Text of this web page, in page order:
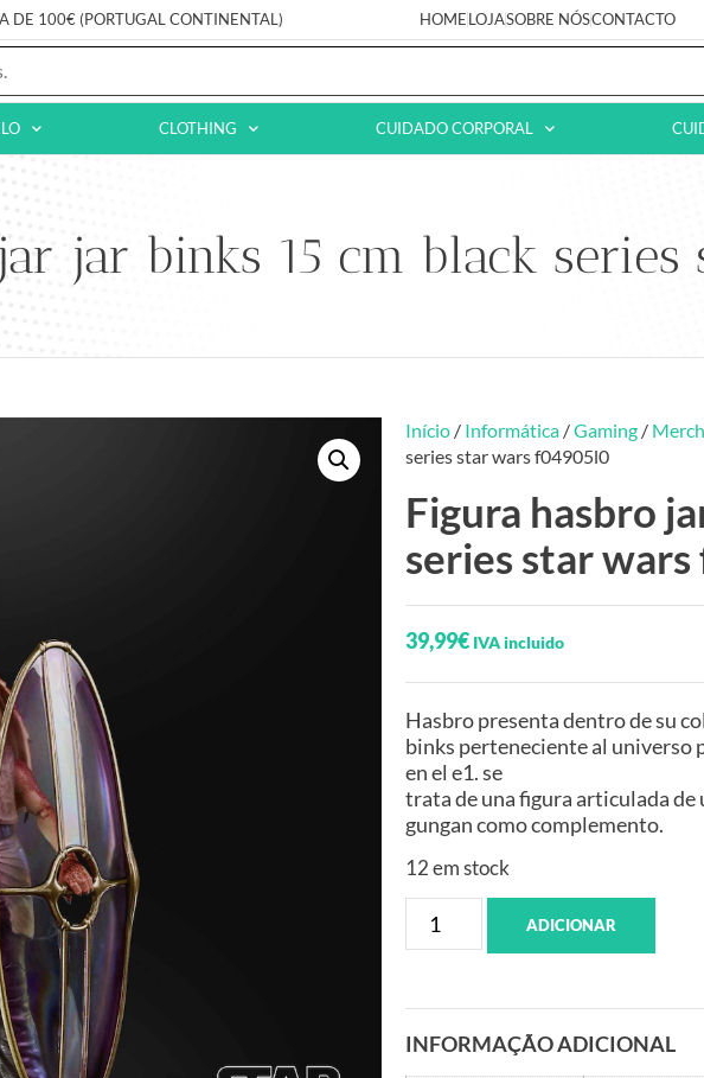
DE 100€ (PORTUGAL CONTINENTAL) HOMELOJASOBRE NÓSCONTACTO
CLOTHING CUIDADO CORPORAL
jar binks 15 cm black
Início / Informática /Gaming /
series star wars f04905l0
Figura hasbro
series star
39,99€ IVA incluido
Hasbro presenta dentro de su
binks perteneciente al universo
en el e1. se
trata de una figura articulada de
gungan como complemento.
12 em stock
ADICIONAR
INFORMAÇÃO ADICIONAL